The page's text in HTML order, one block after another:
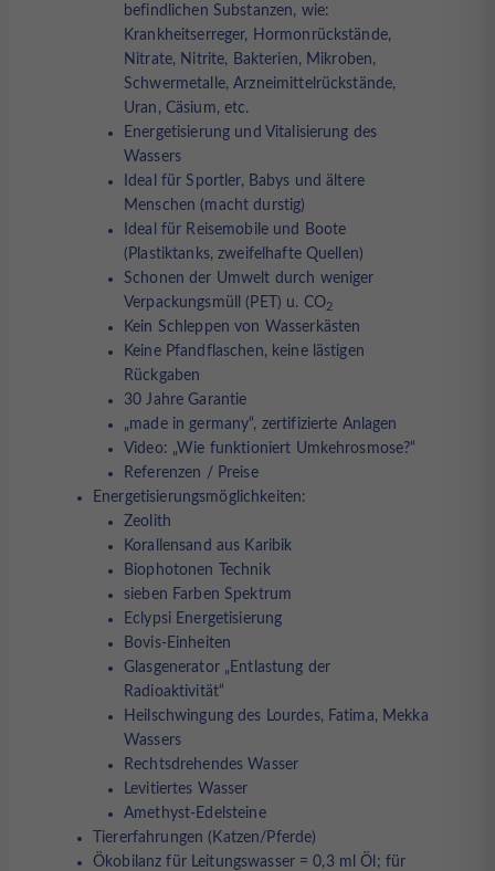
befindlichen Substanzen, wie:
Krankheitserreger, Hormonrückstände,
Nitrate, Nitrite, Bakterien, Mikroben,
Schwermetalle, Arzneimittelrückstände,
Uran, Cäsium, etc.
Energetisierung und Vitalisierung des
Wassers
Ideal für Sportler, Babys und ältere
Menschen (macht durstig)
Ideal für Reisemobile und Boote
(Plastiktanks, zweifelhafte Quellen)
Schonen der Umwelt durch weniger
Verpackungsmüll (PET) u. CO2
Kein Schleppen von Wasserkästen
Keine Pfandflaschen, keine lästigen
Rückgaben
30 Jahre Garantie
„made in germany“, zertifizierte Anlagen
Video: „Wie funktioniert Umkehrosmose?“
Referenzen / Preise
Energetisierungsmöglichkeiten:
Zeolith
Korallensand aus Karibik
Biophotonen Technik
sieben Farben Spektrum
Eclypsi Energetisierung
Bovis-Einheiten
Glasgenerator „Entlastung der
Radioaktivität“
Heilschwingung des Lourdes, Fatima, Mekka
Wassers
Rechtsdrehendes Wasser
Levitiertes Wasser
Amethyst-Edelsteine
Tiererfahrungen (Katzen/Pferde)
Ökobilanz für Leitungswasser = 0,3 ml Öl; für